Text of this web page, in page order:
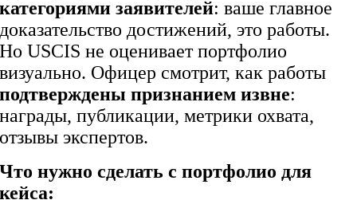
категориями заявителей: ваше главное
доказательство достижений, это работы.
Но USCIS не оценивает портфолио
визуально. Офицер смотрит, как работы
подтверждены признанием извне:
награды, публикации, метрики охвата,
отзывы экспертов.
Что нужно сделать с портфолио для
кейса: